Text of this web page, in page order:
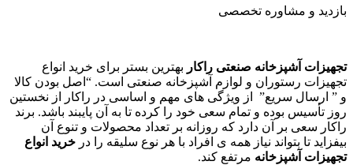
بازدید و مشاوره تخصصی
تجهیزات آشپزخانه صنعتی راکار بهترین بستر برای خرید انواع
تجهیزات رستوران و لوازم آشپزخانه صنعتی است. “اصل بودن کالا
و ” ارسال سریع” از ویژگی های مهم و اساسی در راکار از نخستین
روز تأسیس بوده و تمام سعی خود را کرده تا به آن پایبند باشد. برند
راکار سعی بر آن دارد که روزانه بر تعداد محصولات و تنوع آن
بیفزاید تا بتواند نیاز همه ی افراد با هر نوع سلیقه را در خرید انواع
تجهیزات آشپزخانه مرتفع کند.